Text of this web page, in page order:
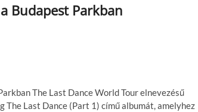
Budapest Parkban
The Last Dance World Tour elnevezésű
Last Dance (Part 1) című albumát, amelyhez